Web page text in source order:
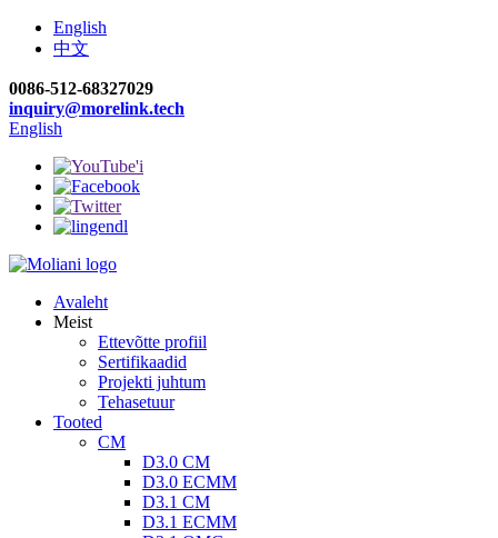
English
中文
0086-512-68327029
inquiry@morelink.tech
English
Avaleht
Meist
Ettevõtte profiil
Sertifikaadid
Projekti juhtum
Tehasetuur
Tooted
CM
D3.0 CM
D3.0 ECMM
D3.1 CM
D3.1 ECMM